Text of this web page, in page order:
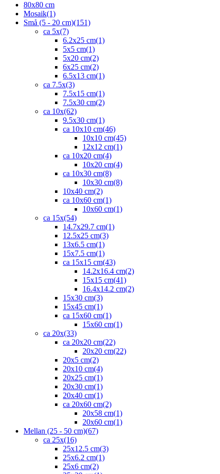
80x80 cm
Mosaik(1)
Små (5 - 20 cm)(151)
ca 5x(7)
6.2x25 cm(1)
5x5 cm(1)
5x20 cm(2)
6x25 cm(2)
6.5x13 cm(1)
ca 7.5x(3)
7.5x15 cm(1)
7.5x30 cm(2)
ca 10x(62)
9.5x30 cm(1)
ca 10x10 cm(46)
10x10 cm(45)
12x12 cm(1)
ca 10x20 cm(4)
10x20 cm(4)
ca 10x30 cm(8)
10x30 cm(8)
10x40 cm(2)
ca 10x60 cm(1)
10x60 cm(1)
ca 15x(54)
14.7x29.7 cm(1)
12.5x25 cm(3)
13x6.5 cm(1)
15x7.5 cm(1)
ca 15x15 cm(43)
14.2x16.4 cm(2)
15x15 cm(41)
16.4x14.2 cm(2)
15x30 cm(3)
15x45 cm(1)
ca 15x60 cm(1)
15x60 cm(1)
ca 20x(33)
ca 20x20 cm(22)
20x20 cm(22)
20x5 cm(2)
20x10 cm(4)
20x25 cm(1)
20x30 cm(1)
20x40 cm(1)
ca 20x60 cm(2)
20x58 cm(1)
20x60 cm(1)
Mellan (25 - 50 cm)(67)
ca 25x(16)
25x12.5 cm(3)
25x6.2 cm(1)
25x6 cm(2)